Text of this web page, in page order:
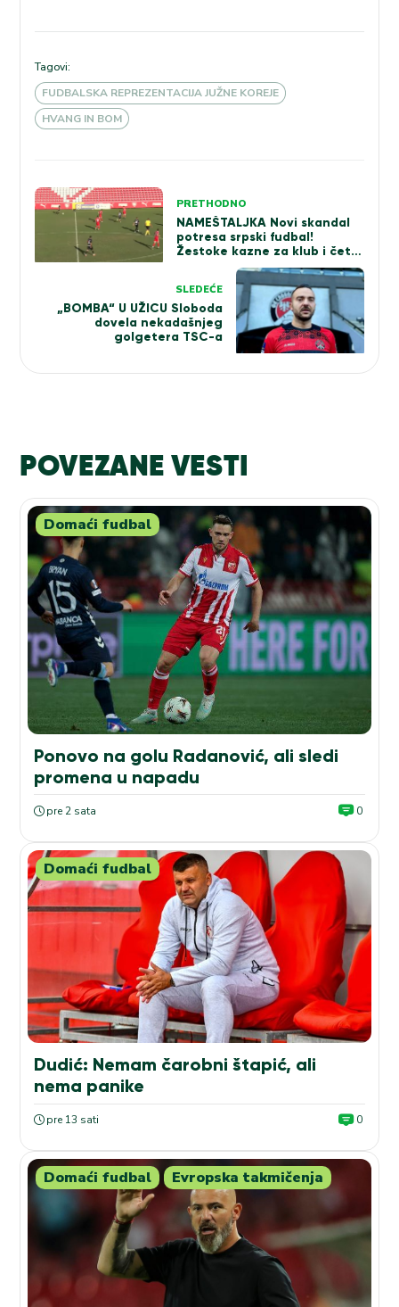
Tagovi:
FUDBALSKA REPREZENTACIJA JUŽNE KOREJE
HVANG IN BOM
Kretanje
članka
PRETHODNO
NAMEŠTALJKA Novi skandal
potresa srpski fudbal!
Žestoke kazne za klub i četiri
igrača (VIDEO)
SLEDEĆE
„BOMBA“ U UŽICU Sloboda
dovela nekadašnjeg
golgetera TSC-a
POVEZANE VESTI
Domaći fudbal
Ponovo na golu Radanović, ali sledi
promena u napadu
pre 2 sata 0
Domaći fudbal
Dudić: Nemam čarobni štapić, ali
nema panike
pre 13 sati 0
Domaći fudbal Evropska takmičenja